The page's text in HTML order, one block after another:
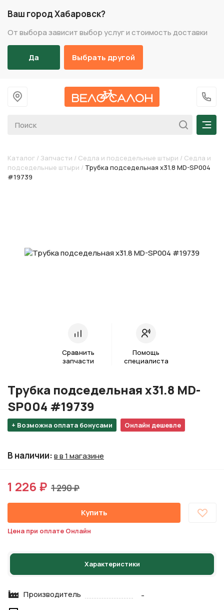
Ваш город Хабаровск?
От выбора зависит выбор услуг и стоимость доставки
Да Выбрать другой
На главную
+7
Каталог / Запчасти / Седла и подседельные штыри / Седла и
подседельные штыри / Трубка подседельная х31.8 MD-SP004
#19739
Сравнить
запчасти
Помощь
специалиста
+ Возможна оплата бонусами Онлайн дешевле
Трубка подседельная х31.8 MD-
SP004 #19739
В наличии:в в 1 магазине
1 226 ₽ 1 290 ₽
Купить
Цена при оплате Онлайн
Характеристики
Производитель
-